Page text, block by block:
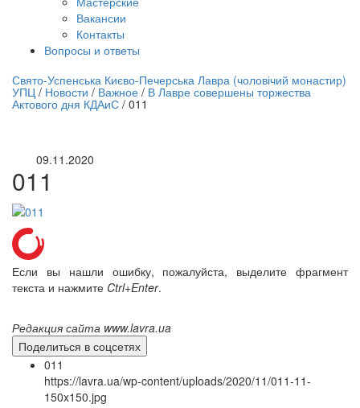
Вакансии
Контакты
Вопросы и ответы
трансляция | 12 сентября
трансляции
Свято-Успенська Києво-Печерська Лавра (чоловічий монастир)
УПЦ / Новости / Важное / В Лавре совершены торжества
Актового дня КДАиС / 011
09.11.2020
011
Если вы нашли ошибку, пожалуйста, выделите фрагмент
текста и нажмите Ctrl+Enter.
Редакция сайта www.lavra.ua
Поделиться в соцсетях
011
https://lavra.ua/wp-content/uploads/2020/11/011-11-
150x150.jpg